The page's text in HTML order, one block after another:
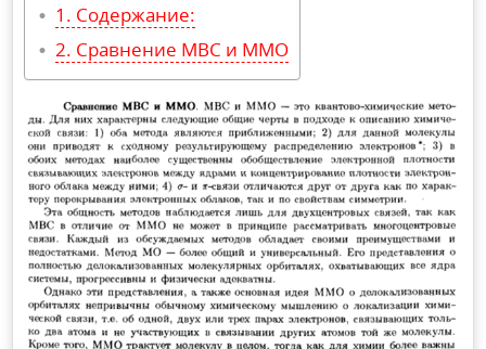
Содержание:
Сравнение МВС и ММО